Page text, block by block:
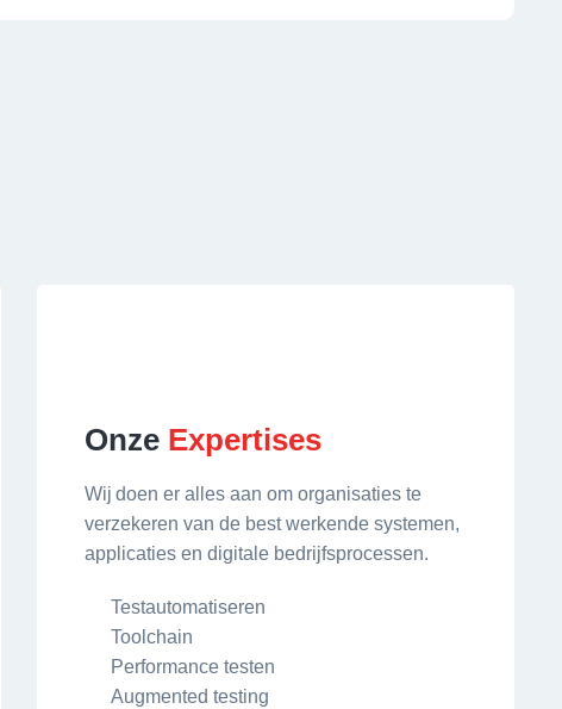
Onze Expertises
Wij doen er alles aan om organisaties te
verzekeren van de best werkende systemen,
applicaties en digitale bedrijfsprocessen.
Testautomatiseren
Toolchain
Performance testen
Augmented testing